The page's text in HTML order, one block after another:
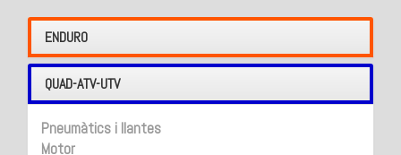
ENDURO
QUAD-ATV-UTV
Pneumàtics i llantes
Motor